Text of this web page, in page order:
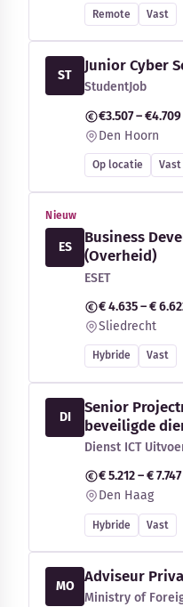
Remote Vast
ST
Junior Cyber
StudentJob
€3.507 – €4.709
Den Hoorn
Op locatie Vast
Nieuw
ES
Business
(Overheid)
ESET
€ 4.635 – €
Sliedrecht
Hybride Vast
DI
Senior
beveiligde
Dienst ICT
€ 5.212 – € 7.747
Den Haag
Hybride Vast
MO
Adviseur
Ministry of